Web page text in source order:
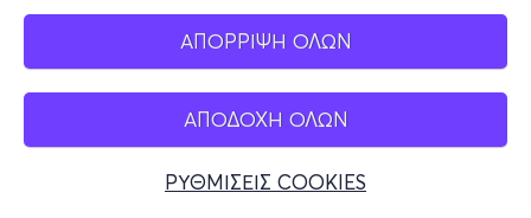
ΑΠΟΡΡΙΨΗ ΟΛΩΝ
ΑΠΟΔΟΧΗ ΟΛΩΝ
ΡΥΘΜΙΣΕΙΣ COOKIES